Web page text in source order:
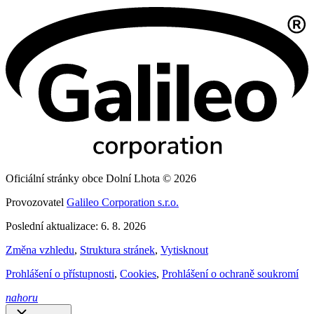
Oficiální stránky obce Dolní Lhota © 2026
Provozovatel Galileo Corporation s.r.o.
Poslední aktualizace: 6. 8. 2026
Změna vzhledu, Struktura stránek, Vytisknout
Prohlášení o přístupnosti, Cookies, Prohlášení o ochraně soukromí
nahoru